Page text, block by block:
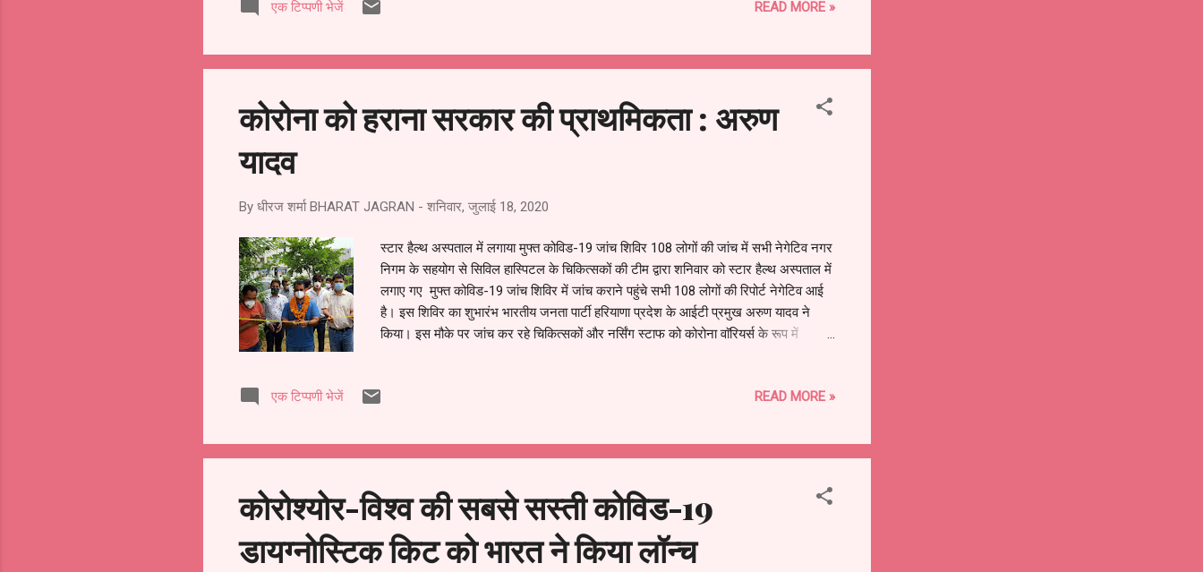
के किसी भी पद को गालियाँ देना साधारण लगने की आदत हो गयी है तो शायद वो भूल गए कि अबकी
जिस पर नेपाल ने संज्ञान लेते हुए ddnews को छोड़ कर सभी न्यूज़ चैनल को बैन कर दिया। वही
भारतीय सरकार के अलावा भारतीय आमजन में भी इसका रोष देखने को मिला। आमजन की तरफ से
एक टिप्पणी भेजें READ MORE »
कोरोना को हराना सरकार की प्राथमिकता : अरुण
यादव
By धीरज शर्माBHARAT JAGRAN - शनिवार, जुलाई 18, 2020
स्टार हैल्थ अस्पताल में लगाया मुफ्त कोविड-19 जांच शिविर 108 लोगों की जांच में सभी नेगेटिव नगर
निगम के सहयोग से सिविल हास्पिटल के चिकित्सकों की टीम द्वारा शनिवार को स्टार हैल्थ अस्पताल में
लगाए गए मुफ्त कोविड-19 जांच शिविर में जांच कराने पहुंचे सभी 108 लोगों की रिपोर्ट नेगेटिव आई
है। इस शिविर का शुभारंभ भारतीय जनता पार्टी हरियाणा प्रदेश के आईटी प्रमुख अरुण यादव ने
किया। इस मौके पर जांच कर रहे चिकित्सकों और नर्सिंग स्टाफ को कोरोना वाॅरियर्स के रूप में
में पहुंचने वाले सभी लोगों को मास्क वितरित किये गए। भाजपा आईटी हैड अरुण यादव ने विश्वास
के लोगों की जान बचाना है। सरकार के इस उद्देश्य में चिकित्सक, पुलिस, पत्रकार और सामाजिक
संस्थाओं का महत्वपूर्ण योगदान है। उन्होंने कहा कि कोविड-19 के दौरान सभी ने अ...
एक टिप्पणी भेजें READ MORE »
कोरोश्योर-विश्व की सबसे सस्ती कोविड-19
डायग्नोस्टिक किट को भारत ने किया लॉन्च